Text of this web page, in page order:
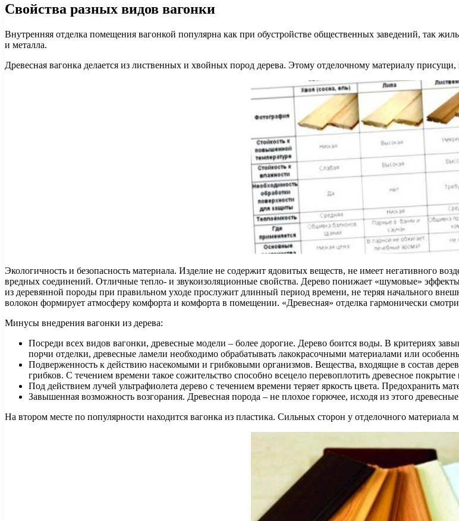
Свойства разных видов вагонки
Внутренняя отделка помещения вагонкой популярна как при обустройстве общественных заведений, так
и металла.
Древесная вагонка делается из лиственных и хвойных пород дерева. Этому отделочному материалу
Экологичность и безопасность материала. Изделие не содержит ядовитых веществ, не имеет негативного
вредных соединений. Отличные тепло- и звукоизоляционные свойства. Дерево понижает «шумовые»
из деревянной породы при правильном уходе прослужит длинный период времени, не теряя начального
волокон формирует атмосферу комфорта и комфорта в помещении. «Древесная» отделка гармонически
Минусы внедрения вагонки из дерева:
Посреди всех видов вагонки, древесные модели – более дорогие. Дерево боится воды. В критериях
порчи отделки, древесные ламели необходимо обрабатывать лакокрасочными материалами или
Подверженность к действию насекомыми и грибковыми организмов. Вещества, входящие в состав
грибков. С течением времени такое сожительство способно всецело перевоплотить древесное покрытие
Под действием лучей ультрафиолета дерево с течением времени теряет яркость цвета. Предохранить
Завышенная возможность возгорания. Древесная порода – не плохое горючее, исходя из этого
На втором месте по популярности находится вагонка из пластика. Сильных сторон у отделочного материала